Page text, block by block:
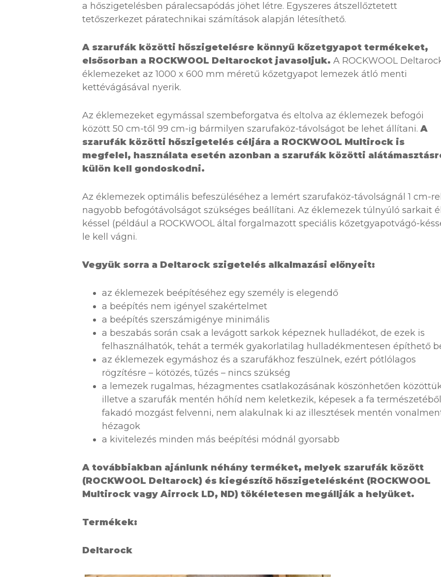
a hőszigetelésben páralecsapódás jöhet létre. Egyszeres átszellőztetett
tetőszerkezet páratechnikai számítások alapján létesíthető.
A szarufák közötti hőszigetelésre könnyű kőzetgyapot termékeket,
elsősorban a ROCKWOOL Deltarockot javasoljuk. A ROCKWOOL
éklemezeket az 1000 x 600 mm méretű kőzetgyapot lemezek átló menti
kettévágásával nyerik.
Az éklemezeket egymással szembeforgatva és eltolva az éklemezek befogói
között 50 cm-től 99 cm-ig bármilyen szarufaköz-távolságot be lehet állítani. A
szarufák közötti hőszigetelés céljára a ROCKWOOL Multirock is
megfelel, használata esetén azonban a szarufák közötti
külön kell gondoskodni.
Az éklemezek optimális befeszüléséhez a lemért szarufaköz-távolságnál 1 cm-
nagyobb befogótávolságot szükséges beállítani. Az éklemezek túlnyúló sarkait
késsel (például a ROCKWOOL által forgalmazott speciális kőzetgyapotvágó-
le kell vágni.
Vegyük sorra a Deltarock szigetelés alkalmazási előnyeit:
az éklemezek beépítéséhez egy személy is elegendő
a beépítés nem igényel szakértelmet
a beépítés szerszámigénye minimális
a beszabás során csak a levágott sarkok képeznek hulladékot, de ezek is
felhasználhatók, tehát a termék gyakorlatilag hulladékmentesen építhető
az éklemezek egymáshoz és a szarufákhoz feszülnek, ezért pótlólagos
rögzítésre – kötözés, tűzés – nincs szükség
a lemezek rugalmas, hézagmentes csatlakozásának köszönhetően
illetve a szarufák mentén hőhíd nem keletkezik, képesek a fa természetéből
fakadó mozgást felvenni, nem alakulnak ki az illesztések mentén
hézagok
a kivitelezés minden más beépítési módnál gyorsabb
A továbbiakban ajánlunk néhány terméket, melyek szarufák között
(ROCKWOOL Deltarock) és kiegészítő hőszigetelésként (ROCKWOOL
Multirock vagy Airrock LD, ND) tökéletesen megállják a helyüket.
Termékek:
Deltarock